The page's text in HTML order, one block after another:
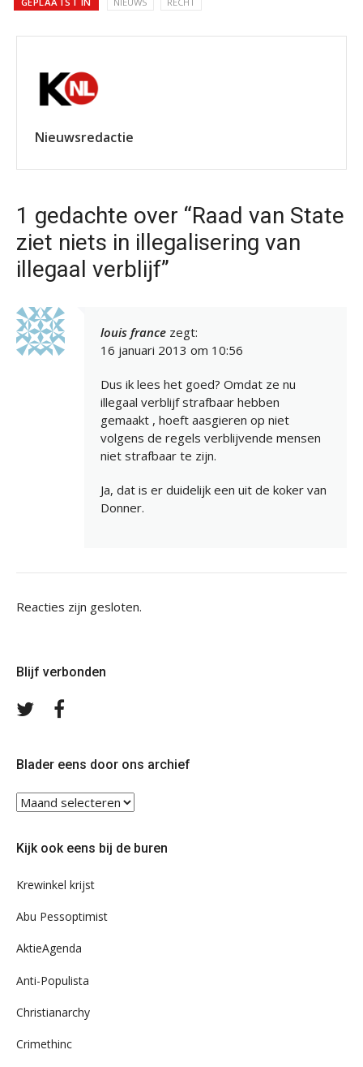
Nieuwsredactie
1 gedachte over “Raad van State
ziet niets in illegalisering van
illegaal verblijf”
louis france zegt:
16 januari 2013 om 10:56
Dus ik lees het goed? Omdat ze nu
illegaal verblijf strafbaar hebben
gemaakt , hoeft aasgieren op niet
volgens de regels verblijvende mensen
niet strafbaar te zijn.
Ja, dat is er duidelijk een uit de koker van
Donner.
Reacties zijn gesloten.
Blijf verbonden
Volg
Blader eens door ons archief
Blader
eens
ons
Kijk ook eens bij de buren
Krewinkel krijst
Abu Pessoptimist
AktieAgenda
Anti-Populista
Christianarchy
Crimethinc